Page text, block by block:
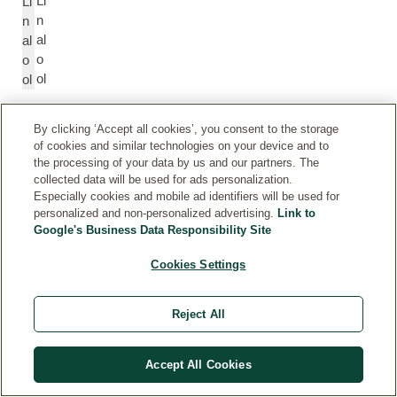
n
al
o
ol
n
al
o
ol
G
er
a
ni
al
By clicking ‘Accept all cookies’, you consent to the storage
of cookies and similar technologies on your device and to
the processing of your data by us and our partners. The
collected data will be used for ads personalization.
Especially cookies and mobile ad identifiers will be used for
personalized and non-personalized advertising. Link to
Google's Business Data Responsibility Site
Cookies Settings
Reject All
Accept All Cookies